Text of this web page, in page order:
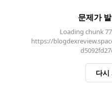
문제가
Loading chunk
https://
다시